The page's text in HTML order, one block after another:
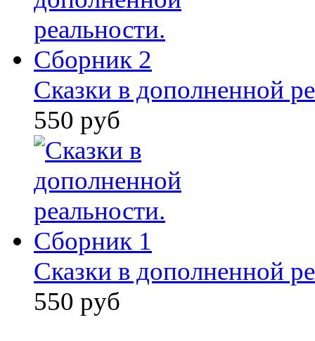
Сказки в дополненной
550 руб
Сказки в дополненной
550 руб